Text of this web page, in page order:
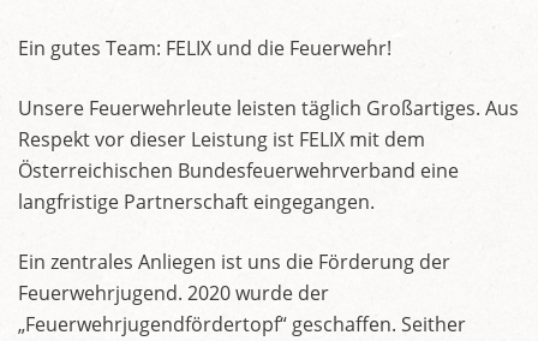
Ein gutes Team: FELIX und die Feuerwehr!
Unsere Feuerwehrleute leisten täglich Großartiges. Aus
Respekt vor dieser Leistung ist FELIX mit dem
Österreichischen Bundesfeuerwehrverband eine
langfristige Partnerschaft eingegangen.
Ein zentrales Anliegen ist uns die Förderung der
Feuerwehrjugend. 2020 wurde der
„Feuerwehrjugendfördertopf“ geschaffen. Seither